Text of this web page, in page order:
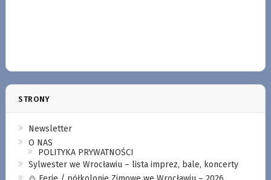
STRONY
Newsletter
O NAS
POLITYKA PRYWATNOŚCI
Sylwester we Wrocławiu – lista imprez, bale, koncerty